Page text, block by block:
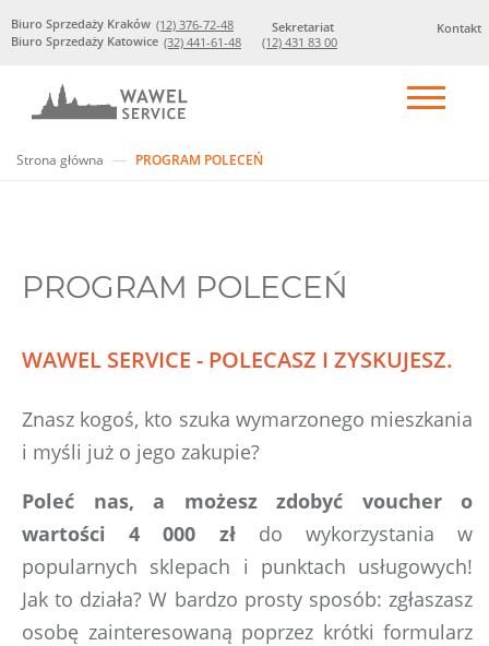
Kontakt
Biuro Sprzedaży Kraków (12) 376-72-48
Biuro Sprzedaży Katowice (32) 441-61-48
Sekretariat
(12) 431 83 00
Strona główna PROGRAM POLECEŃ
PROGRAM POLECEŃ
WAWEL SERVICE - POLECASZ I ZYSKUJESZ.
Znasz kogoś, kto szuka wymarzonego mieszkania
i myśli już o jego zakupie?
Poleć nas, a możesz zdobyć voucher o
wartości 4 000 złdo wykorzystania w
popularnych sklepach i punktach usługowych!
Jak to działa? W bardzo prosty sposób: zgłaszasz
osobę zainteresowaną poprzez krótki formularz